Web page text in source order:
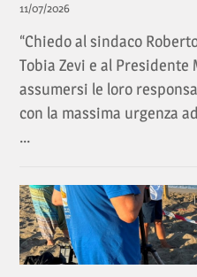
11/07/2026
“Chiedo al sindaco
Tobia Zevi e al Presidente
assumersi le loro
con la massima urgenza
...